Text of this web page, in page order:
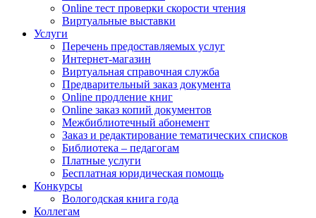
Online тест проверки скорости чтения
Виртуальные выставки
Услуги
Перечень предоставляемых услуг
Интернет-магазин
Виртуальная справочная служба
Предварительный заказ документа
Online продление книг
Online заказ копий документов
Межбиблиотечный абонемент
Заказ и редактирование тематических списков
Библиотека – педагогам
Платные услуги
Бесплатная юридическая помощь
Конкурсы
Вологодская книга года
Коллегам